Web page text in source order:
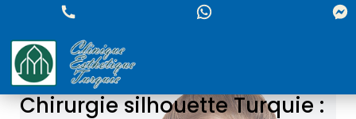
Chirurgie silhouette Turquie :